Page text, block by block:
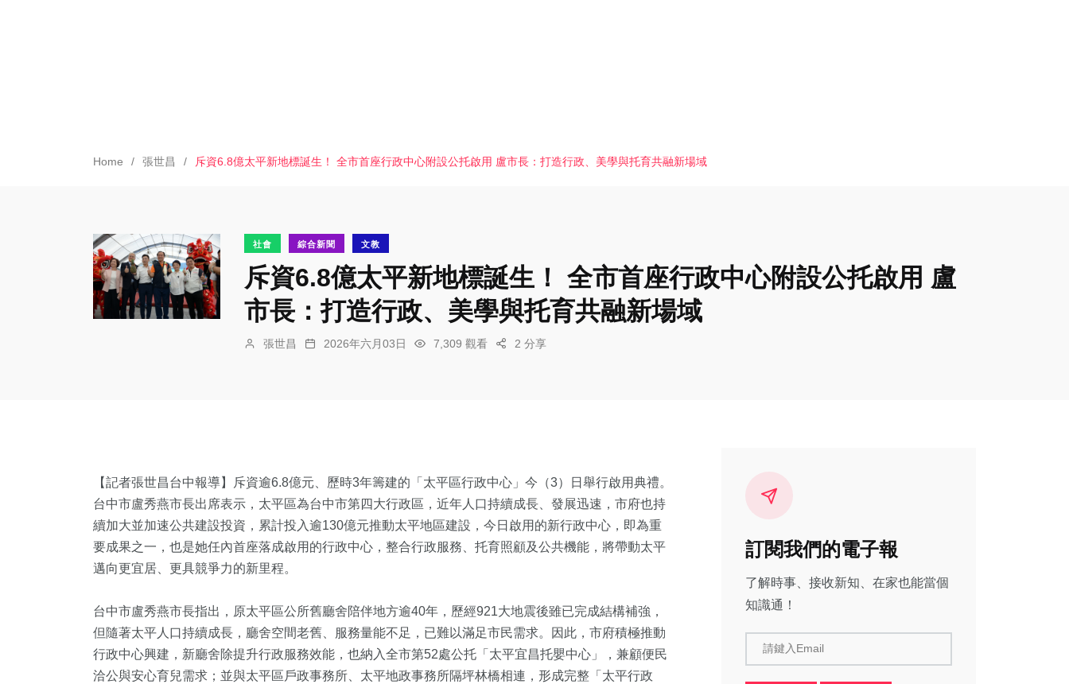
Home 張世昌 斥資6.8億太平新地標誕生！ 全市首座行政中心附設公托啟用 盧市長：打造行政、美學與托育共融新場域
社會 綜合新聞 文教
斥資6.8億太平新地標誕生！ 全市首座行政中心附設公托啟用 盧
市長：打造行政、美學與托育共融新場域
張世昌 2026年六月03日 7,309 觀看 2 分享
【記者張世昌台中報導】斥資逾6.8億元、歷時3年籌建的「太平區行政中心」今（3）日舉行啟用典禮。
台中市盧秀燕市長出席表示，太平區為台中市第四大行政區，近年人口持續成長、發展迅速，市府也持
續加大並加速公共建設投資，累計投入逾130億元推動太平地區建設，今日啟用的新行政中心，即為重
要成果之一，也是她任內首座落成啟用的行政中心，整合行政服務、托育照顧及公共機能，將帶動太平
邁向更宜居、更具競爭力的新里程。
台中市盧秀燕市長指出，原太平區公所舊廳舍陪伴地方逾40年，歷經921大地震後雖已完成結構補強，
但隨著太平人口持續成長，廳舍空間老舊、服務量能不足，已難以滿足市民需求。因此，市府積極推動
行政中心興建，新廳舍除提升行政服務效能，也納入全市第52處公托「太平宜昌托嬰中心」，兼顧便民
洽公與安心育兒需求；並與太平區戶政事務所、太平地政事務所隔坪林橋相連，形成完整「太平行政
訂閱我們的電子報
了解時事、接收新知、在家也能當個
知識通！
請鍵入Email